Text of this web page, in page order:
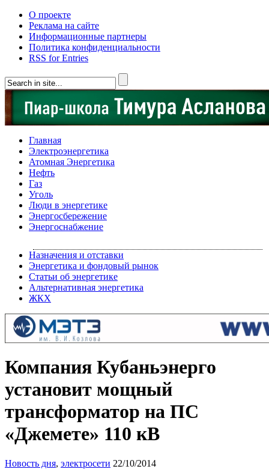
О проекте
Реклама на сайте
Информационные партнеры
Политика конфиденциальности
RSS for Entries
Главная
Электроэнергетика
Атомная Энергетика
Нефть
Газ
Уголь
Люди в энергетике
Энергосбережение
Энергоснабжение
Назначения и отставки
Энергетика и фондовый рынок
Статьи об энергетике
Альтернативная энергетика
ЖКХ
Компания Кубаньэнерго
установит мощный
трансформатор на ПС
«Джемете» 110 кВ
Новость дня, электросети 22/10/2014